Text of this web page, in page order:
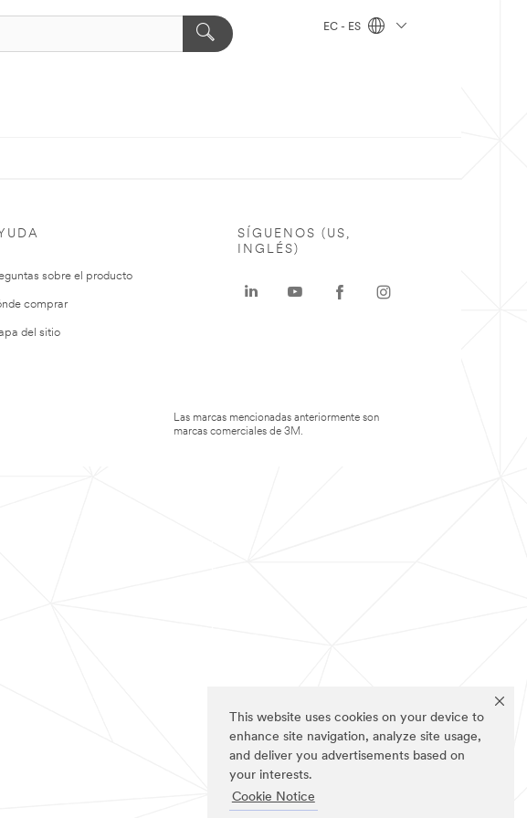
This website uses cookies on your device to
enhance site navigation, analyze site usage,
and deliver you advertisements based on
your interests.
Cookie Notice
EC - ES
sobre el producto
comprar
del sitio
SÍGUENOS (US,
INGLÉS)
Las marcas mencionadas anteriormente son
marcas comerciales de 3M.